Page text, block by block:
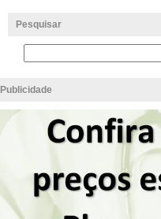
Pesquisar
Publicidade